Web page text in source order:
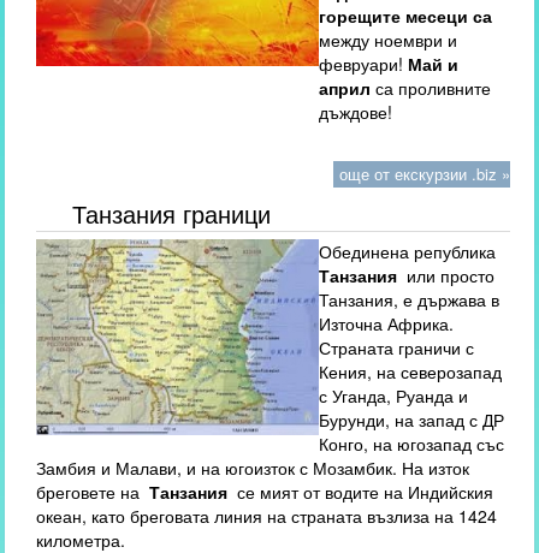
горещите месеци са
между ноември и
февруари! Май и
април са проливните
дъждове!
още от екскурзии .biz »
Танзания граници
Обединена република
Танзания или просто
Танзания, е държава в
Източна Африка.
Страната граничи с
Кения, на северозапад
с Уганда, Руанда и
Бурунди, на запад с ДР
Конго, на югозапад със
Замбия и Малави, и на югоизток с Мозамбик. На изток
бреговете наТанзания се мият от водите на Индийския
океан, като бреговата линия на страната възлиза на 1424
километра.